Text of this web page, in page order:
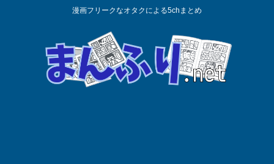
漫画フリークなオタクによる5chまとめ